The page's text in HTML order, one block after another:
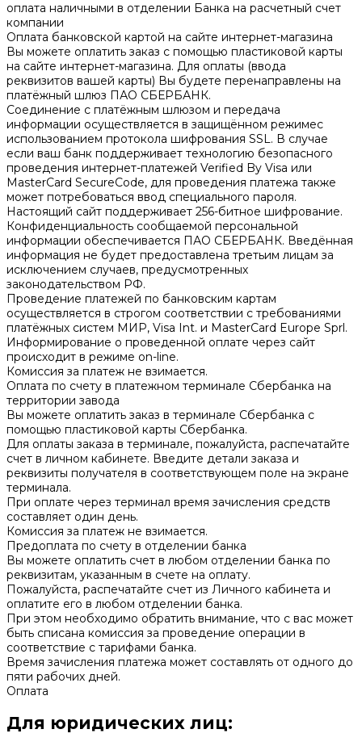
оплата наличными в отделении Банка на расчетный счет
компании
Оплата банковской картой на сайте интернет-магазина
Вы можете оплатить заказ с помощью пластиковой карты
на сайте интернет-магазина. Для оплаты (ввода
реквизитов вашей карты) Вы будете перенаправлены на
платёжный шлюз ПАО СБЕРБАНК.
Соединение с платёжным шлюзом и передача
информации осуществляется в защищённом режимес
использованием протокола шифрования SSL. В случае
если ваш банк поддерживает технологию безопасного
проведения интернет-платежей Verified By Visa или
MasterCard SecureCode, для проведения платежа также
может потребоваться ввод специального пароля.
Настоящий сайт поддерживает 256-битное шифрование.
Конфиденциальность сообщаемой персональной
информации обеспечивается ПАО СБЕРБАНК. Введённая
информация не будет предоставлена третьим лицам за
исключением случаев, предусмотренных
законодательством РФ.
Проведение платежей по банковским картам
осуществляется в строгом соответствии с требованиями
платёжных систем МИР, Visa Int. и MasterCard Europe Sprl.
Информирование о проведенной оплате через сайт
происходит в режиме on-line.
Комиссия за платеж не взимается.
Оплата по счету в платежном терминале Сбербанка на
территории завода
Вы можете оплатить заказ в терминале Сбербанка с
помощью пластиковой карты Сбербанка.
Для оплаты заказа в терминале, пожалуйста, распечатайте
счет в личном кабинете. Введите детали заказа и
реквизиты получателя в соответствующем поле на экране
терминала.
При оплате через терминал время зачисления средств
составляет один день.
Комиссия за платеж не взимается.
Предоплата по счету в отделении банка
Вы можете оплатить счет в любом отделении банка по
реквизитам, указанным в счете на оплату.
Пожалуйста, распечатайте счет из Личного кабинета и
оплатите его в любом отделении банка.
При этом необходимо обратить внимание, что с вас может
быть списана комиссия за проведение операции в
соответствие с тарифами банка.
Время зачисления платежа может составлять от одного до
пяти рабочих дней.
Оплата
Для юридических лиц: